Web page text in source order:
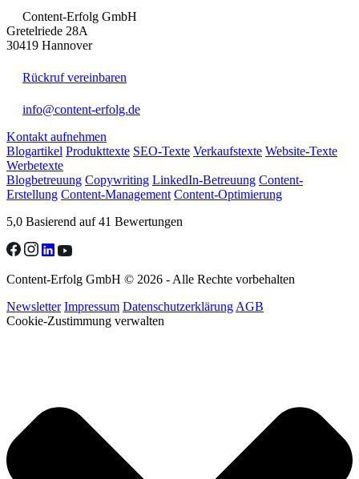
Content-Erfolg GmbH
Gretelriede 28A
30419 Hannover
Rückruf vereinbaren
info@content-erfolg.de
Kontakt aufnehmen
Blogartikel Produkttexte SEO-Texte Verkaufstexte Website-Texte
Werbetexte
Blogbetreuung Copywriting LinkedIn-Betreuung Content-
Erstellung Content-Management Content-Optimierung
5,0 Basierend auf 41 Bewertungen
Content-Erfolg GmbH © 2026 - Alle Rechte vorbehalten
Newsletter Impressum Datenschutzerklärung AGB
Cookie-Zustimmung verwalten